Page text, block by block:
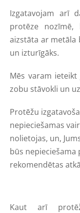
Izgatavojam arī
protēze nozīmē,
aizstāta ar metāla
un izturīgāks.
Mēs varam ieteikt
zobu stāvokli un
Protēžu
nepieciešamas
nolietojas, un,
būs nepieciešama
rekomendētas
Kaut arī